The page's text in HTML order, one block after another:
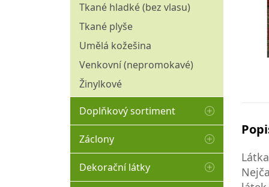
Tkané hladké (bez vlasu)
Tkané plyše
Umělá kožešina
Venkovní (nepromokavé)
Žinylkové
Doplňkový sortiment
Matracovina
Molitany
Ozdobné borty
Záclony
Hladké
Kusové
Dekorační látky